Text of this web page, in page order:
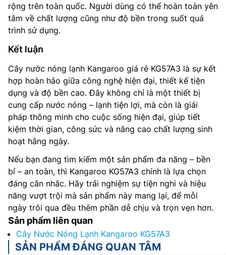
rộng trên toàn quốc. Người dùng có thể hoàn toàn yên
tâm về chất lượng cũng như độ bền trong suốt quá
trình sử dụng.
Kết luận
Cây nước nóng lạnh Kangaroo giá rẻ KG57A3 là sự kết
hợp hoàn hảo giữa công nghệ hiện đại, thiết kế tiện
dụng và độ bền cao. Đây không chỉ là một thiết bị
cung cấp nước nóng – lạnh tiện lợi, mà còn là giải
pháp thông minh cho cuộc sống hiện đại, giúp tiết
kiệm thời gian, công sức và nâng cao chất lượng sinh
hoạt hằng ngày.
Nếu bạn đang tìm kiếm một sản phẩm đa năng – bền
bỉ – an toàn, thì Kangaroo KG57A3 chính là lựa chọn
đáng cân nhắc. Hãy trải nghiệm sự tiện nghi và hiệu
năng vượt trội mà sản phẩm này mang lại, để mỗi
ngày trôi qua đều thêm phần dễ chịu và trọn vẹn hơn.
Sản phẩm liên quan
Cây Nước Nóng Lạnh Kangaroo KG57A3
SẢN PHẨM ĐÁNG QUAN TÂM